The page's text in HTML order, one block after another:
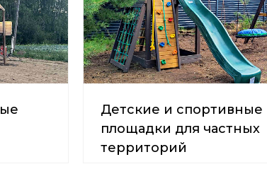
Детские и спортивные
площадки для частных
территорий